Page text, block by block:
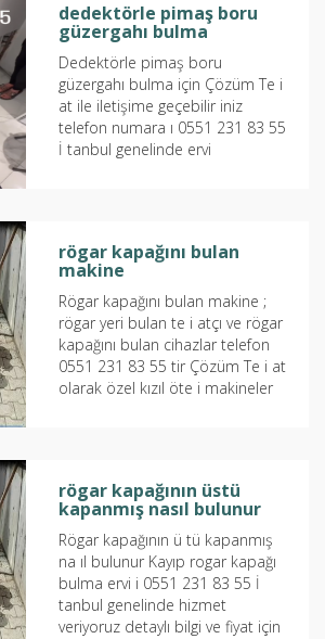
dedektörle pimaş boru
güzergahı bulma
Dedektörle pimaş boru
güzergahı bulma için Çözüm Te i
at ile iletişime geçebilir iniz
telefon numara ı 0551 231 83 55
İ tanbul genelinde ervi
rögar kapağını bulan
makine
Rögar kapağını bulan makine ;
rögar yeri bulan te i atçı ve rögar
kapağını bulan cihazlar telefon
0551 231 83 55 tir Çözüm Te i at
olarak özel kızıl öte i makineler
rögar kapağının üstü
kapanmış nasıl bulunur
Rögar kapağının ü tü kapanmış
na ıl bulunur Kayıp rogar kapağı
bulma ervi i 0551 231 83 55 İ
tanbul genelinde hizmet
veriyoruz detaylı bilgi ve fiyat için